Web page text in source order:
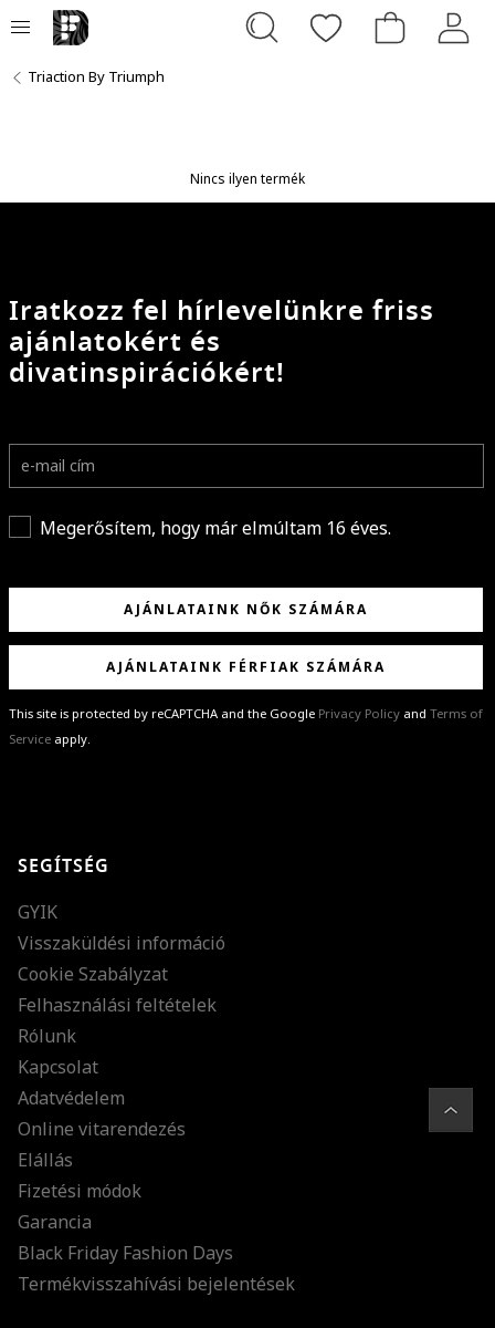
Triaction By Triumph
Nincs ilyen termék
Iratkozz fel hírlevelünkre friss
ajánlatokért és
divatinspirációkért!
Megerősítem, hogy már elmúltam 16 éves.
AJÁNLATAINK NŐK SZÁMÁRA
AJÁNLATAINK FÉRFIAK SZÁMÁRA
This site is protected by reCAPTCHA and the Google Privacy Policy and Terms of
Service apply.
különleges ajánlatainkat és stílustippjeinket!
SEGÍTSÉG
GYIK
Visszaküldési információ
Cookie Szabályzat
Felhasználási feltételek
Rólunk
Kapcsolat
Adatvédelem
Online vitarendezés
Elállás
Fizetési módok
Garancia
Black Friday Fashion Days
Termékvisszahívási bejelentések